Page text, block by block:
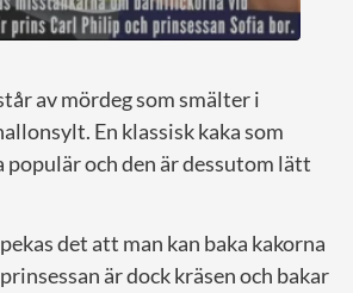
av mördeg som smälter i
En klassisk kaka som
och den är dessutom lätt
det att man kan baka kakorna
är dock kräsen och bakar